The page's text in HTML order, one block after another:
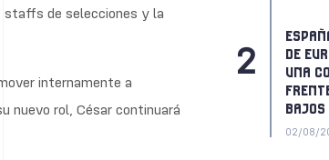
staffs de selecciones y la
internamente a
nuevo rol, César continuará
DE
UNA
BAJOS
02/08/